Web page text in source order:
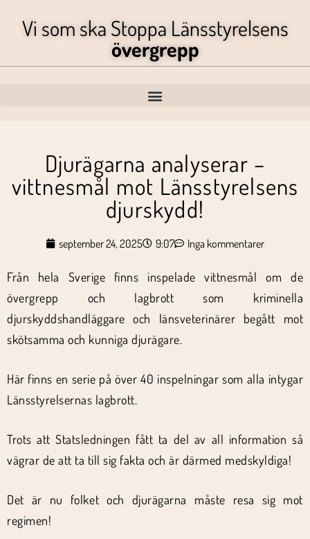
Vi som ska Stoppa Länsstyrelsens
övergrepp
Djurägarna analyserar –
vittnesmål mot Länsstyrelsens
djurskydd!
september 24, 2025 9:07 Inga kommentarer
Från hela Sverige finns inspelade vittnesmål om de
övergrepp och lagbrott som kriminella
djurskyddshandläggare och länsveterinärer begått mot
skötsamma och kunniga djurägare.
Här finns en serie på över 40 inspelningar som alla intygar
Länsstyrelsernas lagbrott.
Trots att Statsledningen fått ta del av all information så
vägrar de att ta till sig fakta och är därmed medskyldiga!
Det är nu folket och djurägarna måste resa sig mot
regimen!